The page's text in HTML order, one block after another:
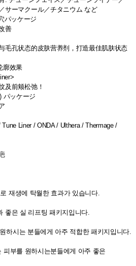
サーマクール／チタニウム など
パッケージ
善
毛孔状态的皮肤营养剂，打造最佳肌肤状态
廓效果
及前颊松弛！
パッケージ
Liner / ONDA / Ulthera / Thermage /
재생에 탁월한 효과가 있습니다.
좋은 실 리프팅 패키지입니다.
하시는 분들에게 아주 적합한 패키지입니다.
부를 원하시는분들에게 아주 좋은